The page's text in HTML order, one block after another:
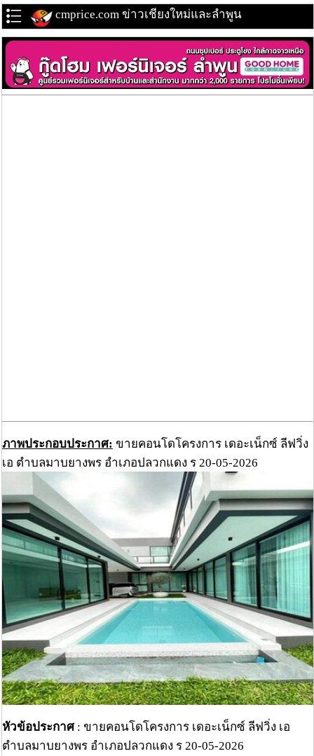
cmprice.com ข่าวเชียงใหม่และลำพูน
ภาพประกอบประกาศ: ขายคอนโดโครงการ เดอะเน็กซ์ ลีฟวิ่ง
เอ ตำบลมาบยางพร อำเภอปลวกแดง ร 20-05-2026
หัวข้อประกาศ: ขายคอนโดโครงการ เดอะเน็กซ์ ลีฟวิ่ง เอ
ตำบลมาบยางพร อำเภอปลวกแดง ร 20-05-2026